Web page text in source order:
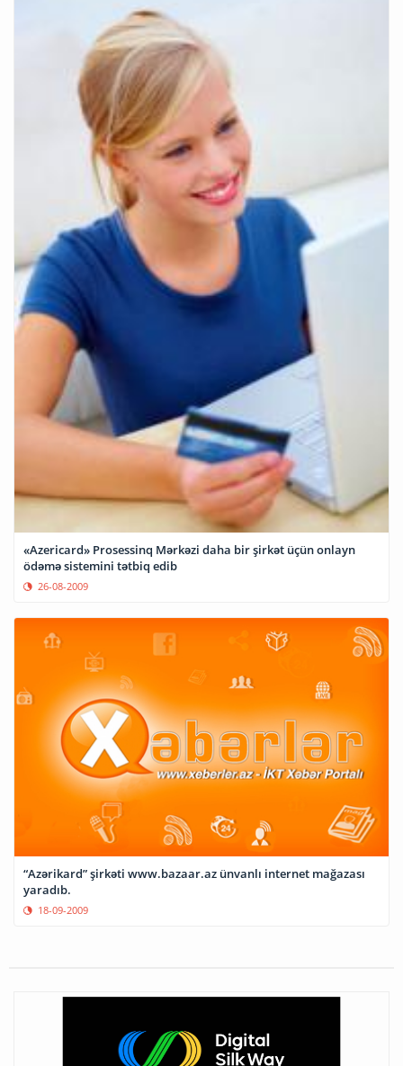
«Azericard» Prosessinq Mərkəzi daha bir şirkət üçün onlayn
ödəmə sistemini tətbiq edib
26-08-2009
“Azərikard” şirkəti www.bazaar.az ünvanlı internet mağazası
yaradıb.
18-09-2009